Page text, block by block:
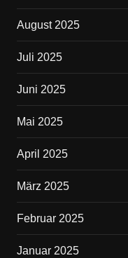
August 2025
Juli 2025
Juni 2025
Mai 2025
April 2025
März 2025
Februar 2025
Januar 2025